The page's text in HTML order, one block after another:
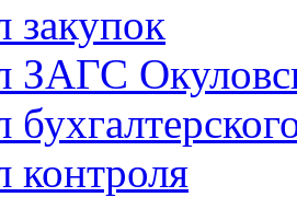
закупок
ЗАГС
контроля